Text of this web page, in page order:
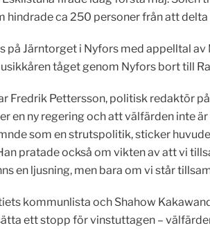
hindrade ca 250 personer från att
på Järntorget i Nyfors med appelltal
tåget genom Nyfors bort till
Fredrik Pettersson, politisk redaktör
en ny regering och att välfärden inte
som en strutspolitik, sticker
pratade också om vikten av att vi
en ljusning, men bara om vi står
kommunlista och Shahow
ett stopp för vinstuttagen –